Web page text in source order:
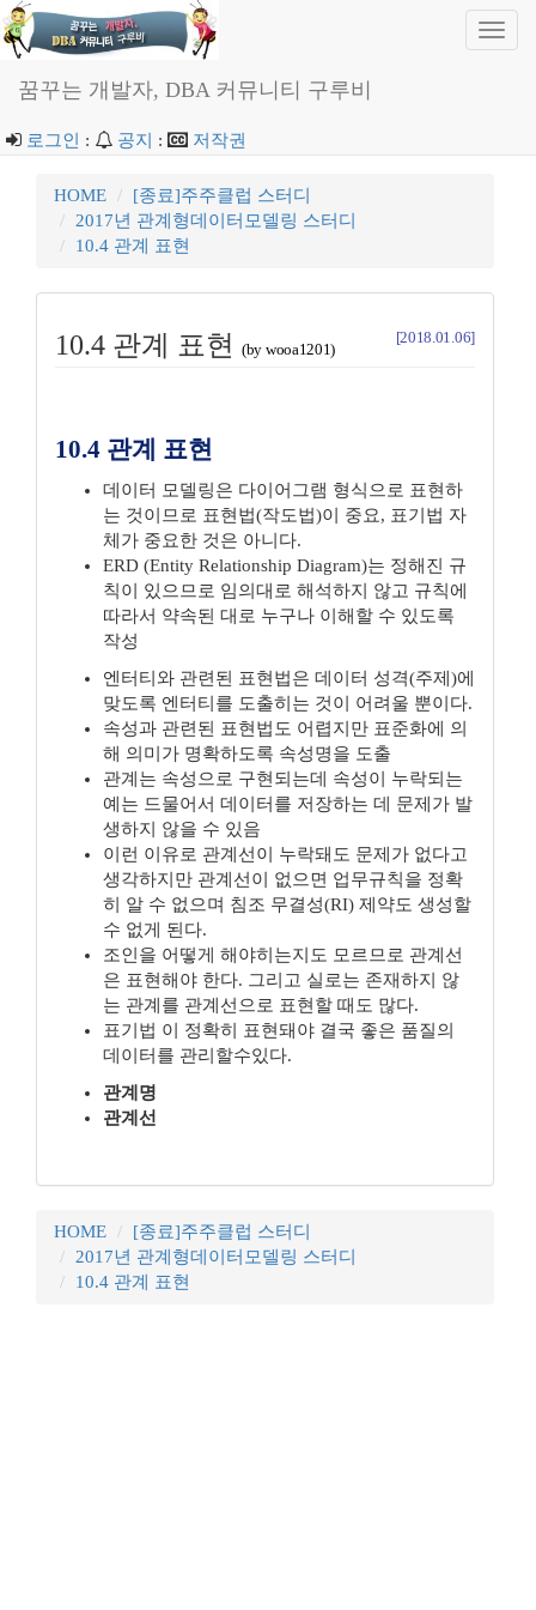
꿈꾸는 개발자, DBA 커뮤니티 구루비
로그인 : 공지 : 저작권
HOME
[종료]주주클럽 스터디
2017년 관계형데이터모델링 스터디
10.4 관계 표현
10.4 관계 표현 (by wooa1201)
[2018.01.06]
10.4 관계 표현
데이터 모델링은 다이어그램 형식으로 표현하
는 것이므로 표현법(작도법)이 중요, 표기법 자
체가 중요한 것은 아니다.
ERD (Entity Relationship Diagram)는 정해진 규
칙이 있으므로 임의대로 해석하지 않고 규칙에
따라서 약속된 대로 누구나 이해할 수 있도록
작성
엔터티와 관련된 표현법은 데이터 성격(주제)에
맞도록 엔터티를 도출히는 것이 어려울 뿐이다.
속성과 관련된 표현법도 어렵지만 표준화에 의
해 의미가 명확하도록 속성명을 도출
관계는 속성으로 구현되는데 속성이 누락되는
예는 드물어서 데이터를 저장하는 데 문제가 발
생하지 않을 수 있음
이런 이유로 관계선이 누락돼도 문제가 없다고
생각하지만 관계선이 없으면 업무규칙을 정확
히 알 수 없으며 침조 무결성(RI) 제약도 생성할
수 없게 된다.
조인을 어떻게 해야히는지도 모르므로 관계선
은 표현해야 한다. 그리고 실로는 존재하지 않
는 관계를 관계선으로 표현할 때도 많다.
표기법 이 정확히 표현돼야 결국 좋은 품질의
데이터를 관리할수있다.
관계명
관계선
HOME
[종료]주주클럽 스터디
2017년 관계형데이터모델링 스터디
10.4 관계 표현